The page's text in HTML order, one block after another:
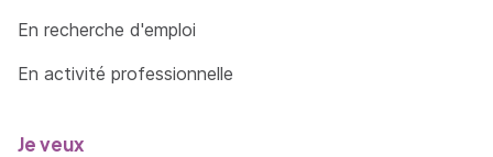
En recherche d'emploi
En activité professionnelle
Je veux